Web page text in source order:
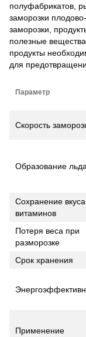
полуфабрикатов,
заморозки
заморозки,
полезные
продукты
для
Параметр
Скорость
Образование
Сохранение
витаминов
Потеря веса при
разморозке
Срок хранения
Применение